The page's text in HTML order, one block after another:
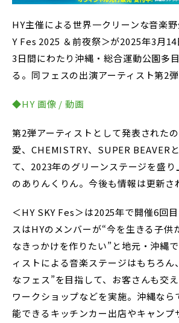
HY主催による世界一クリーンな音楽
Y Fes 2025 ＆前夜祭＞が2025年3月
3日間にわたり沖縄・総合運動公園多
る。同フェスの出演アーティスト第2
◆HY 画像 / 動画
第2弾アーティストとして発表された
愛、CHEMISTRY、SUPER BEAVER
て、2023年のグリーンステージを盛
のありんくりん。今後も情報は更新さ
＜HY SKY Fes＞は2025年で開催6回
スはHYのメンバーが“今を生きる子供
なきっかけを作りたい”と地元・沖縄
ィストによる音楽ステージはもちろん
なフェス”を目指して、お客さんも交
ワークショップなどを実施。沖縄なら
能できるキッチンカー出店やキャンプ